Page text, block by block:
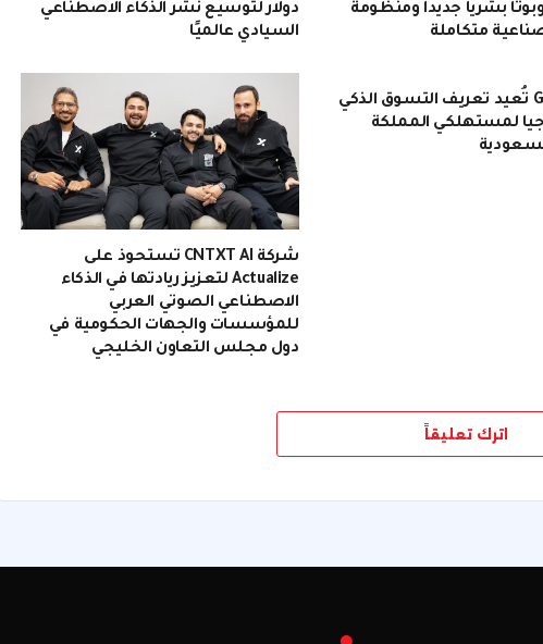
بشرياً جديداً ومنظومة
متكاملة
دولار لتوسيع نشر الذكاء الاصطناعي
السيادي عالميًا
GoDukkan تُعيد تعريف التسوق الذكي
لمستهلكي المملكة
شركة CNTXT AI تستحوذ على
Actualize لتعزيز ريادتها في الذكاء
الاصطناعي الصوتي العربي
للمؤسسات والجهات الحكومية في
دول مجلس التعاون الخليجي
اترك تعليقاً